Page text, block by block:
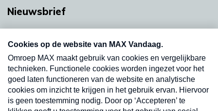
Nieuwsbrief
nieuwsbrief. Elke vrijdag- en dinsdagochtend in
uw mailbox.
Verzend